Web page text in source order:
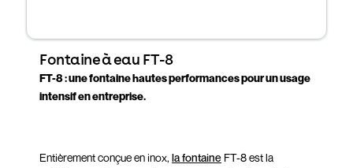
Fontaine à eau FT-8
FT-8 : une fontaine hautes performances pour un usage
intensif en entreprise.
Entièrement conçue en inox, la fontaine FT-8 est la